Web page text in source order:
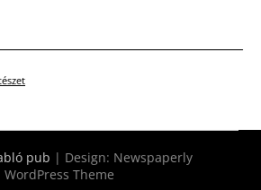
pub | Design: Newspaperly
WordPress Theme